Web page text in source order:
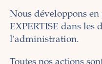
Nous développons en
EXPERTISE dans les
l'administration.